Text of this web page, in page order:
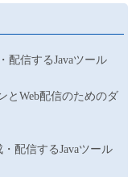
配信するJavaツール
とWeb配信のためのダ
配信するJavaツール